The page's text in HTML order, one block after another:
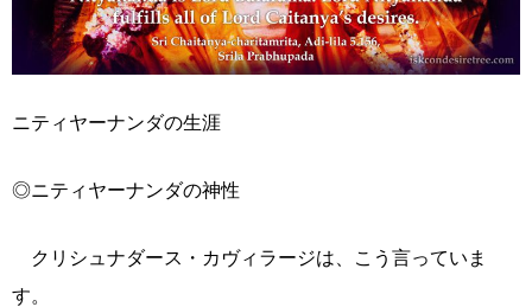
ニティヤーナンダの生涯
◎ニティヤーナンダの神性
クリシュナダース・カヴィラージは、こう言っていま
す。